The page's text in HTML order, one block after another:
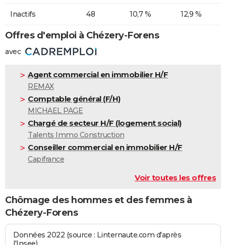
Inactifs 48 10,7 % 12,9 %
Offres d'emploi à Chézery-Forens
avec
Agent commercial en immobilier H/F
REMAX
Comptable général (F/H)
MICHAEL PAGE
Chargé de secteur H/F (logement social)
Talents Immo Construction
Conseiller commercial en immobilier H/F
Capifrance
Voir toutes les offres
Chômage des hommes et des femmes à
Chézery-Forens
Données 2022 (source : Linternaute.com d'après